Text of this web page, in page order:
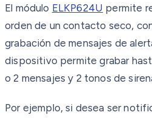
El módulo ELKP624U permite
orden de un contacto seco,
grabación de mensajes de
dispositivo permite grabar
o 2 mensajes y 2 tonos de
Por ejemplo, si desea ser